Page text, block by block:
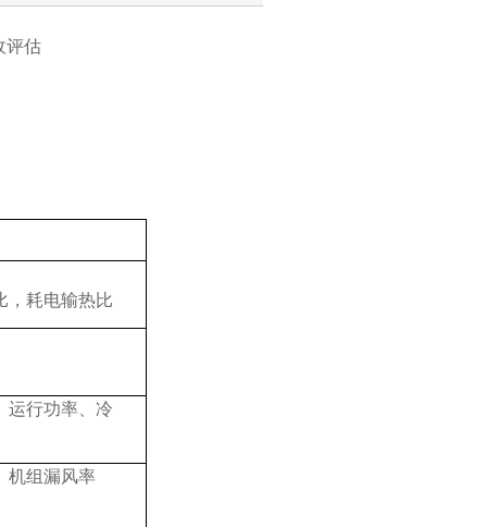
评估
，耗电输热比
运行功率、冷
机组漏风率